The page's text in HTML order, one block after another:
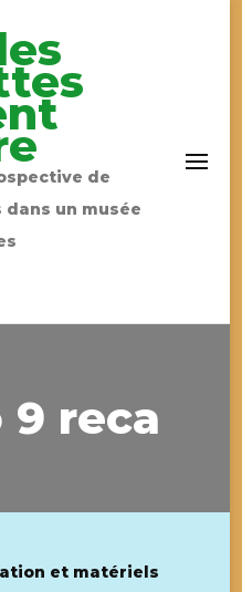
de
un musée
reca
et matériels